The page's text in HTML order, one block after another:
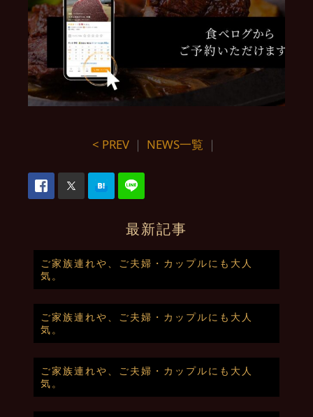
< PREV ｜ NEWS一覧 ｜
最新記事
ご家族連れや、ご夫婦・カップルにも大人
気。
ご家族連れや、ご夫婦・カップルにも大人
気。
ご家族連れや、ご夫婦・カップルにも大人
気。